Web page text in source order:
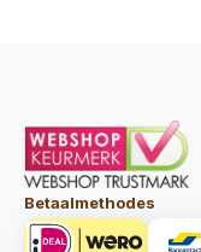
Betaalmethodes